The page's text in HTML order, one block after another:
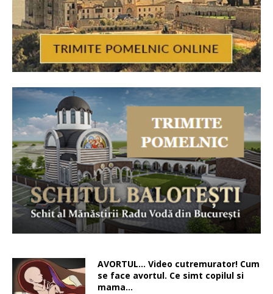
AVORTUL… Video cutremurator! Cum
se face avortul. Ce simt copilul si
mama…